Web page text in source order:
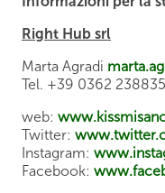
Right Hub srl
Marta Agradi
Tel. +39 0362 238835
web:
Twitter:
Instagram:
Facebook: